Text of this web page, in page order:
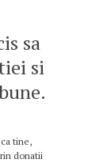
sa
si
tine,
donatii